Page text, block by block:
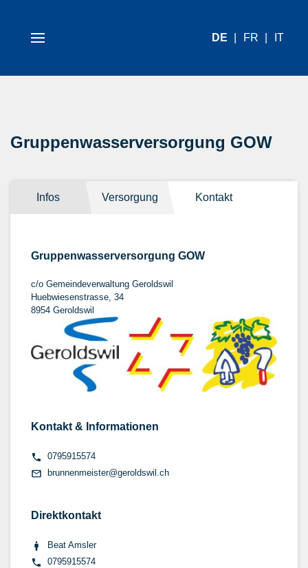
DE FR IT
Gruppenwasserversorgung GOW
Infos Versorgung Kontakt
Gruppenwasserversorgung GOW
c/o Gemeindeverwaltung Geroldswil
Huebwiesenstrasse, 34
8954 Geroldswil
Kontakt & Informationen
0795915574
brunnenmeister@geroldswil.ch
Direktkontakt
Beat Amsler
0795915574